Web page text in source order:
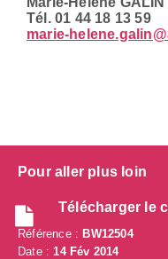
Tél. 01 44 18 13 59
marie-
Pour aller plus loin
Télécharger le
Référence :BW12504
Date : 14 Fév 2014